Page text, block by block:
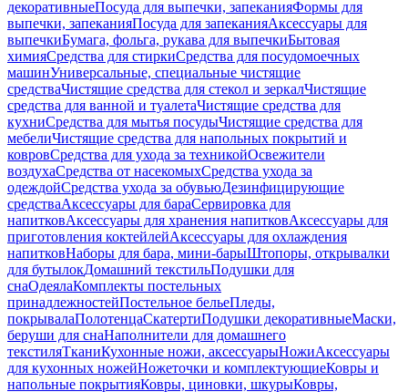
декоративныеПосуда для выпечки, запеканияФормы для
выпечки, запеканияПосуда для запеканияАксессуары для
выпечкиБумага, фольга, рукава для выпечкиБытовая
химияСредства для стиркиСредства для посудомоечных
машинУниверсальные, специальные чистящие
средстваЧистящие средства для стекол и зеркалЧистящие
средства для ванной и туалетаЧистящие средства для
кухниСредства для мытья посудыЧистящие средства для
мебелиЧистящие средства для напольных покрытий и
ковровСредства для ухода за техникойОсвежители
воздухаСредства от насекомыхСредства ухода за
одеждойСредства ухода за обувьюДезинфицирующие
средстваАксессуары для бараСервировка для
напитковАксессуары для хранения напитковАксессуары для
приготовления коктейлейАксессуары для охлаждения
напитковНаборы для бара, мини-барыШтопоры, открывалки
для бутылокДомашний текстильПодушки для
снаОдеялаКомплекты постельных
принадлежностейПостельное бельеПледы,
покрывалаПолотенцаСкатертиПодушки декоративныеМаски,
беруши для снаНаполнители для домашнего
текстиляТканиКухонные ножи, аксессуарыНожиАксессуары
для кухонных ножейНожеточки и комплектующиеКовры и
напольные покрытияКовры, циновки, шкурыКовры,